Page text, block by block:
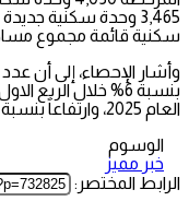
سكنية قائمة مجموع مساحاتها 94 ألف
وأشار الإحصاء، إلى أن
العام 2025، وارتفاعاً بنسبة 50% مقارنة بالربع المناظر من العام 2025
الوسوم
خبر مميز
الرابط المختصر: